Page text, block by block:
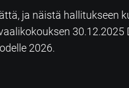
ja näistä hallitukseen
2026.